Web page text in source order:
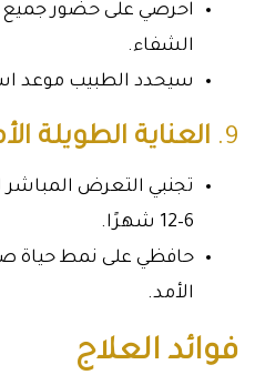
احرصي على حضور جميع
الشفاء.
سيحدد الطبيب موعد
9. العناية الطويلة
تجنبي التعرض
6–12 شهرًا.
حافظي على نمط حياة
الأمد.
فوائد العلاج